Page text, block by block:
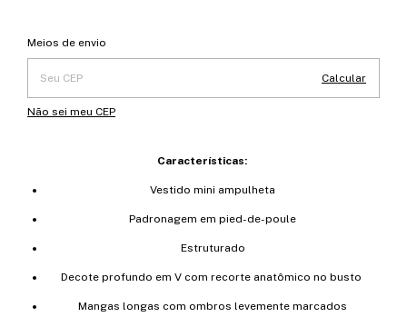
Entregas para o CEP:
Meios de envio
Calcular
Não sei meu CEP
Características:
Vestido mini ampulheta
Padronagem em pied-de-poule
Estruturado
Decote profundo em V com recorte anatômico no busto
Mangas longas com ombros levemente marcados